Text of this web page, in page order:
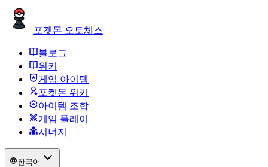
포켓몬 오토체스
블로그
위키
게임 아이템
포켓몬 위키
아이템 조합
게임 플레이
시너지
한국어